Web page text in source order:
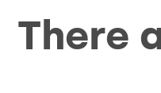
There